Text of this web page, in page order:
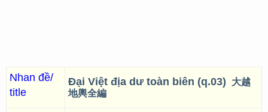
Nhan đề/
title
Đại Việt địa dư toàn biên (q.03)
大越
地輿全編